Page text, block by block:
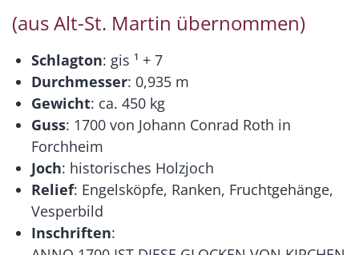
(aus Alt-St. Martin übernommen)
Schlagton: gis ¹ + 7
Durchmesser: 0,935 m
Gewicht: ca. 450 kg
Guss: 1700 von Johann Conrad Roth in
Forchheim
Joch: historisches Holzjoch
Relief: Engelsköpfe, Ranken, Fruchtgehänge,
Vesperbild
Inschriften: